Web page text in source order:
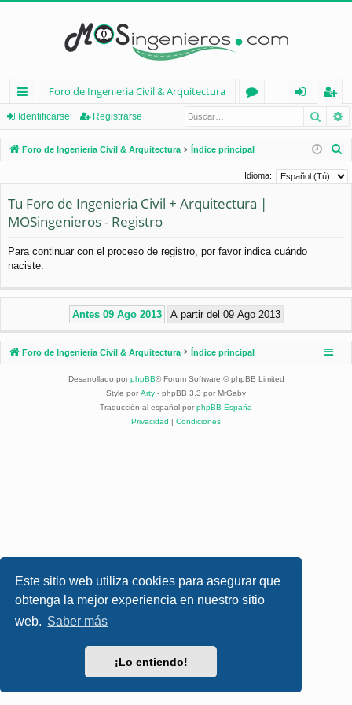
Este sitio web utiliza cookies para asegurar que
obtenga la mejor experiencia en nuestro sitio
web. Saber más
¡Lo entiendo!
nl
ac
es
pi
os
Foro de Ingenieria Civil & Arquitectura
os
nt
ifi
eg
ist
ra
Identificarse Registrarse
Foro de Ingenieria Civil & Arquitectura Índice principal
s
Idioma:
Tu Foro de Ingenieria Civil + Arquitectura |
MOSingenieros - Registro
Para continuar con el proceso de registro, por favor indica cuándo
naciste.
Foro de Ingenieria Civil & Arquitectura Índice principal
Desarrollado por phpBB® Forum Software © phpBB Limited
Style por Arty - phpBB 3.3 por MrGaby
Traducción al español por phpBB España
Privacidad | Condiciones